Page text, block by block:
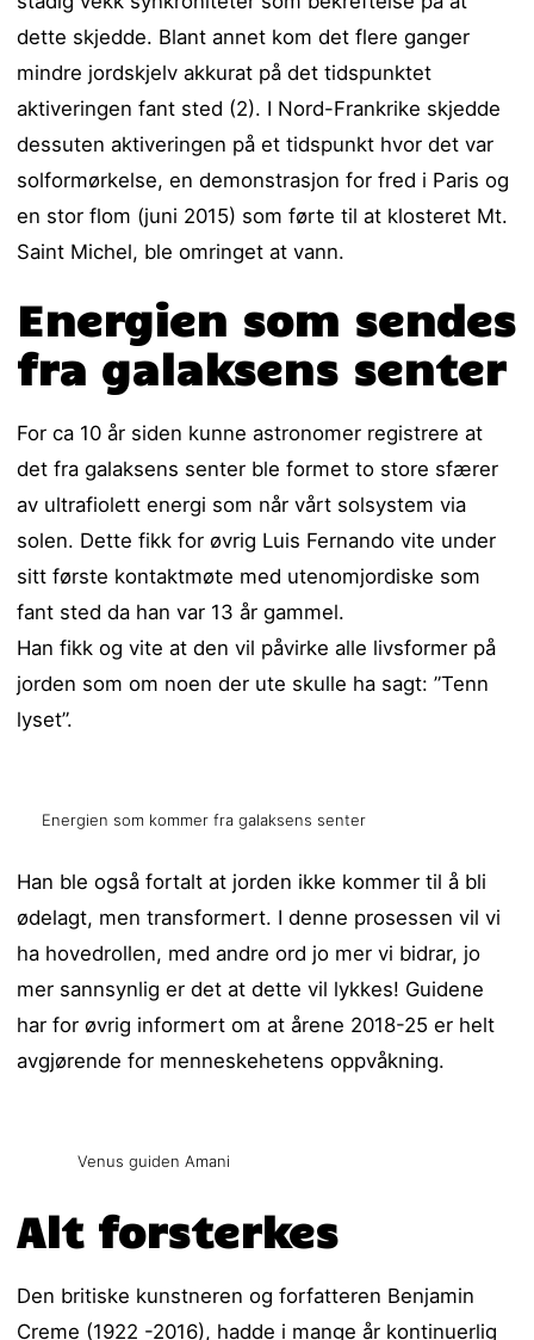
dette skjedde. Blant annet kom det flere ganger
mindre jordskjelv akkurat på det tidspunktet
aktiveringen fant sted (2). I Nord-Frankrike skjedde
dessuten aktiveringen på et tidspunkt hvor det var
solformørkelse, en demonstrasjon for fred i Paris og
en stor flom (juni 2015) som førte til at klosteret Mt.
Saint Michel, ble omringet at vann.
Energien som sendes
fra galaksens senter
For ca 10 år siden kunne astronomer registrere at
det fra galaksens senter ble formet to store sfærer
av ultrafiolett energi som når vårt solsystem via
solen. Dette fikk for øvrig Luis Fernando vite under
sitt første kontaktmøte med utenomjordiske som
fant sted da han var 13 år gammel.
Han fikk og vite at den vil påvirke alle livsformer på
jorden som om noen der ute skulle ha sagt: ”Tenn
lyset”.
Energien som kommer fra galaksens senter
Han ble også fortalt at jorden ikke kommer til å bli
ødelagt, men transformert. I denne prosessen vil vi
ha hovedrollen, med andre ord jo mer vi bidrar, jo
mer sannsynlig er det at dette vil lykkes! Guidene
har for øvrig informert om at årene 2018-25 er helt
avgjørende for menneskehetens oppvåkning.
Venus guiden Amani
Alt forsterkes
Den britiske kunstneren og forfatteren Benjamin
Creme (1922 -2016), hadde i mange år kontinuerlig